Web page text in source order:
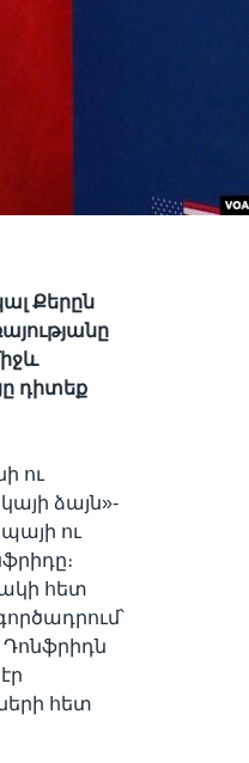
Քերըն
դիտեք
ու
ձայն»-
ու
հետ
հետ